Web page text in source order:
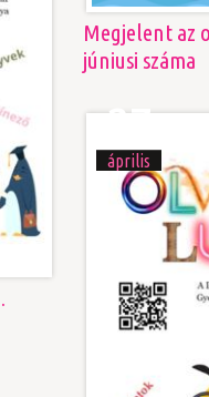
Megjelent az
júniusi száma
27
április